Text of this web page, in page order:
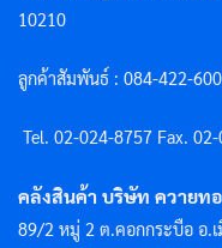
10210
ลูกค้าสัมพันธ์ : 084-422-
Tel. 02-024-8757 Fax.
คลังสินค้า บริษัท ควายท
89/2 หมู่ 2 ต.คอกกระบือ อ.